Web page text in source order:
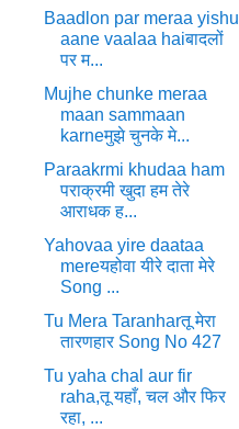
Baadlon par meraa yishu
aane vaalaa haiबादलों
पर म...
Mujhe chunke meraa
maan sammaan
karneमुझे चुनके मे...
Paraakrmi khudaa ham
पराक्रमी खुदा हम तेरे
आराधक ह...
Yahovaa yire daataa
mereयहोवा यीरे दाता मेरे
Song ...
Tu Mera Taranharतू मेरा
तारणहार Song No 427
Tu yaha chal aur fir
raha,तू यहाँ, चल और फिर
रहा, ...